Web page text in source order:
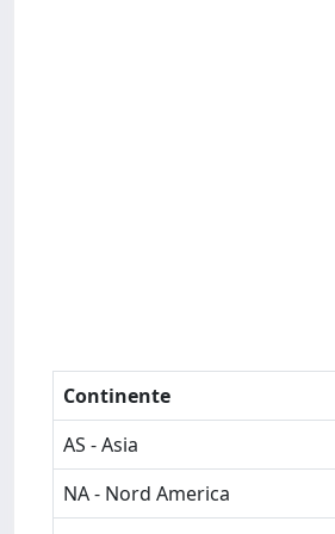
Continente
AS - Asia
NA - Nord America